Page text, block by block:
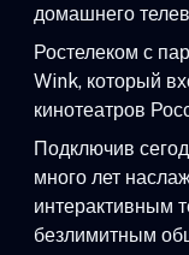
домашнего
Ростелеком с
Wink, который
кинотеатров
Подключив
много лет
интерактивным
безлимитным